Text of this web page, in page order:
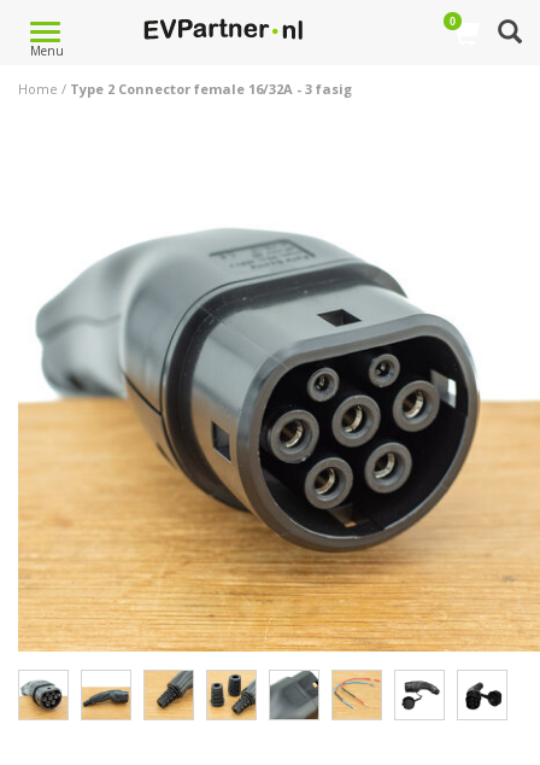
Toggle
navigation
Menu
0
Home / Type 2 Connector female 16/32A - 3 fasig